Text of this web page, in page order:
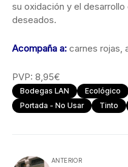
su oxidación y el
deseados.
Acompaña a: carnes rojas,
PVP: 8,95€
Bodegas LAN Ecológico
Portada - No Usar
Tinto
ANTERIOR